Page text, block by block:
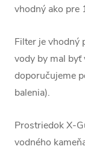
vhodný ako pre
Filter je vhodný
vody by mal byť
doporučujeme
balenia).
Prostriedok X-
vodného